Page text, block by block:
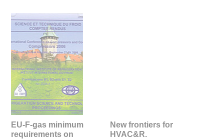
EU-F-gas minimum
requirements on
New frontiers for
HVAC&R.